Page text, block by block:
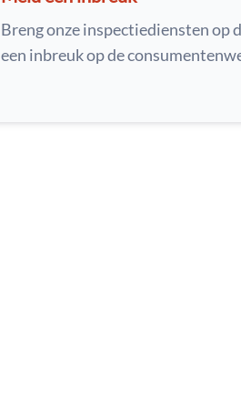
Breng onze inspectiediensten op
een inbreuk op de